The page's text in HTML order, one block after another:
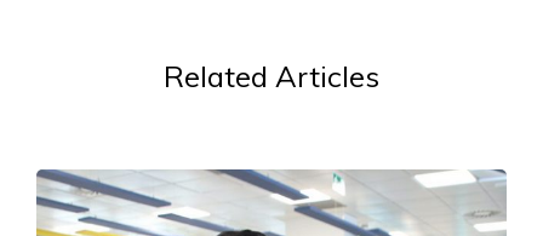
Related Articles